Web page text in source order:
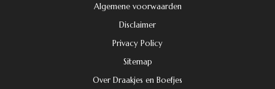
Algemene voorwaarden
Disclaimer
Privacy Policy
Sitemap
Over Draakjes en Boefjes